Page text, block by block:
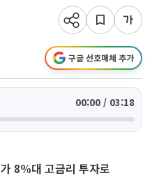
구글 선호매체 추가
00:00 / 03:18
8%대 고금리 투자로